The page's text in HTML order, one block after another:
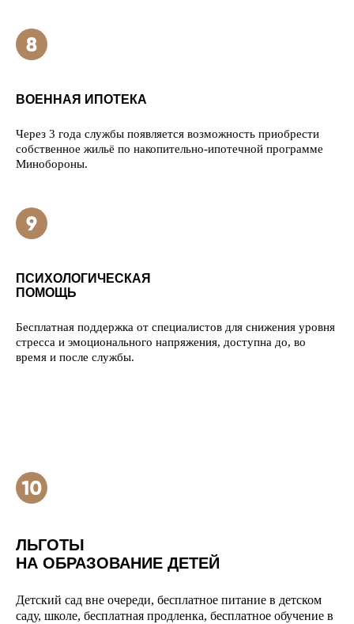
ВОЕННАЯ ИПОТЕКА
Через 3 года службы появляется возможность приобрести
собственное жильё по накопительно-ипотечной программе
Минобороны.
ПСИХОЛОГИЧЕСКАЯ
ПОМОЩЬ
Бесплатная поддержка от специалистов для снижения уровня
стресса и эмоционального напряжения, доступна до, во
время и после службы.
ЛЬГОТЫ
НА ОБРАЗОВАНИЕ ДЕТЕЙ
Детский сад вне очереди, бесплатное питание в детском
саду, школе, бесплатная продленка, бесплатное обучение в